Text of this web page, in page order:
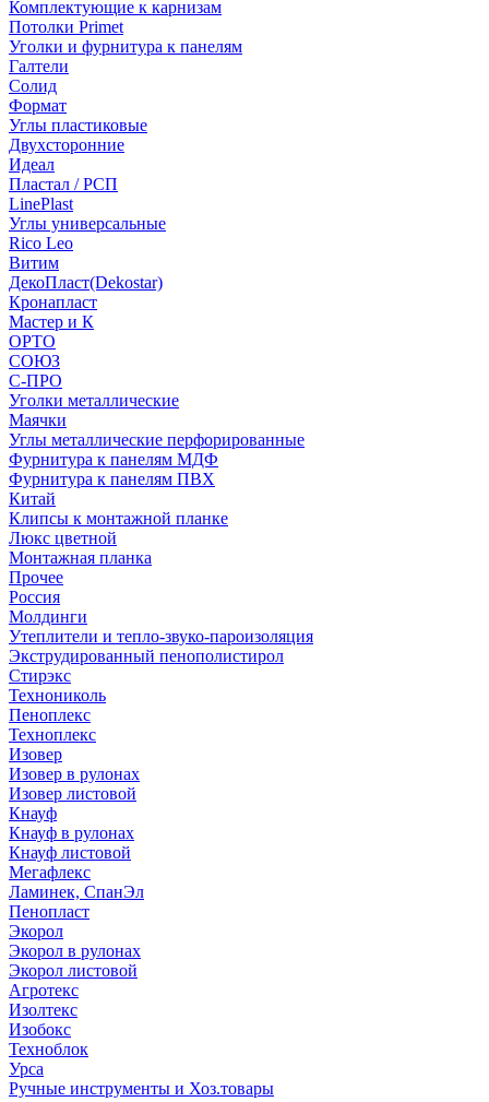
Комплектующие к карнизам
Потолки Primet
Уголки и фурнитура к панелям
Галтели
Солид
Формат
Углы пластиковые
Двухсторонние
Идеал
Пластал / РСП
LinePlast
Углы универсальные
Rico Leo
Витим
ДекоПласт(Dekostar)
Кронапласт
Мастер и К
ОРТО
СОЮЗ
С-ПРО
Уголки металлические
Маячки
Углы металлические перфорированные
Фурнитура к панелям МДФ
Фурнитура к панелям ПВХ
Китай
Клипсы к монтажной планке
Люкс цветной
Монтажная планка
Прочее
Россия
Молдинги
Утеплители и тепло-звуко-пароизоляция
Экструдированный пенополистирол
Стирэкс
Технониколь
Пеноплекс
Техноплекс
Изовер
Изовер в рулонах
Изовер листовой
Кнауф
Кнауф в рулонах
Кнауф листовой
Мегафлекс
Ламинек, СпанЭл
Пенопласт
Экорол
Экорол в рулонах
Экорол листовой
Агротекс
Изолтекс
Изобокс
Техноблок
Урса
Ручные инструменты и Хоз.товары